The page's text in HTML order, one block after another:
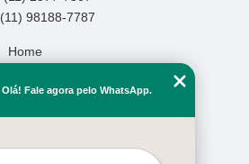
(11) 98188-7787
Home
Missão
Serviços
Olá! Fale agora pelo WhatsApp.